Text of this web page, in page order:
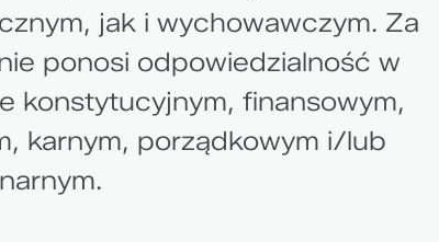
jak i wychowawczym. Za
ponosi odpowiedzialność w
konstytucyjnym, finansowym,
karnym, porządkowym i/lub